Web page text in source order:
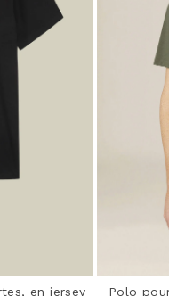
en jersey
Polo